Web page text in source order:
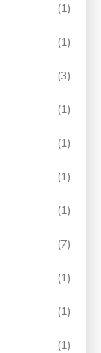
(1)
(1)
(3)
(1)
(1)
(1)
(1)
(7)
(1)
(1)
(1)